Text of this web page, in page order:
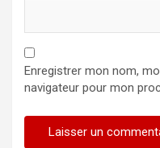
Enregistrer mon nom,
navigateur pour mon